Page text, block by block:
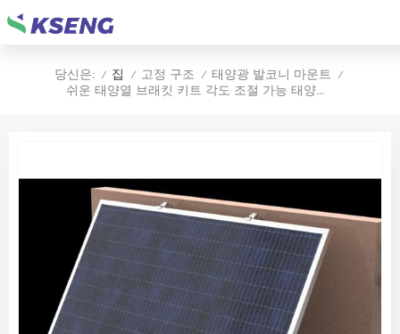
당신은: / 집 / 고정 구조 / 태양광 발코니 마운트 /
쉬운 태양열 브래킷 키트 각도 조절 가능 태양열 패널 장착 브래킷 발코니